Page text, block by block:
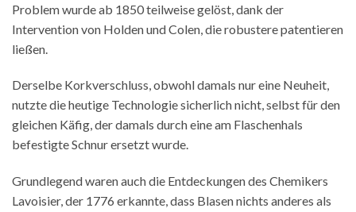
Problem wurde ab 1850 teilweise gelöst, dank der
Intervention von Holden und Colen, die robustere patentieren
ließen.
Derselbe Korkverschluss, obwohl damals nur eine Neuheit,
nutzte die heutige Technologie sicherlich nicht, selbst für den
gleichen Käfig, der damals durch eine am Flaschenhals
befestigte Schnur ersetzt wurde.
Grundlegend waren auch die Entdeckungen des Chemikers
Lavoisier, der 1776 erkannte, dass Blasen nichts anderes als